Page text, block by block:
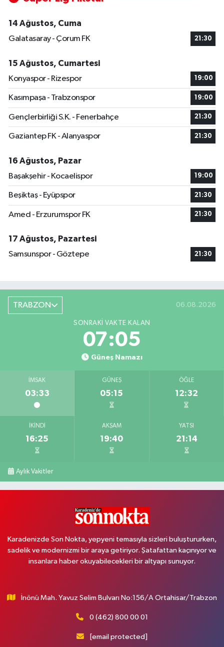
14 Ağustos, Cuma
Galatasaray - Çorum FK
21:30
15 Ağustos, Cumartesi
Konyaspor - Rizespor
19:00
Kasımpaşa - Trabzonspor 19:00
Gençlerbirliği S.K. - Fenerbahçe 21:30
Gaziantep FK - Alanyaspor 21:30
16 Ağustos, Pazar
Başakşehir - Kocaelispor
19:00
Beşiktaş - Eyüpspor 21:30
Amed - Erzurumspor FK 21:30
17 Ağustos, Pazartesi
Samsunspor - Göztepe
21:30
TRABZON 06.08.2026
SONRAKI VAKTE KALAN
07:04
Güneş Namazı
İMSAK
03:33
GÜNEŞ
05:15
ÖĞLE
12:32
İKINDI
16:25
AKŞAM
19:40
YATSI
21:14
Aylık Vakitler
Karadenizde Son Nokta, yepyeni temasıyla sizleri buluştururken,
sadelik ve modernizmi bir araya getiriyor. Şatafattan kaçınıyor ve
insanlara haber okuyabilecekleri bir altyapı sunuyor.
İnönü Mah. Yavuz Selim Bulvarı No:156/A Ortahisar/Trabzon
0 (462) 800 00 01
[email protected]